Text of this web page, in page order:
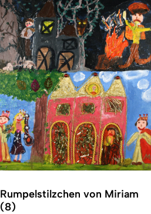
Rumpelstilzchen von Miriam
(8)